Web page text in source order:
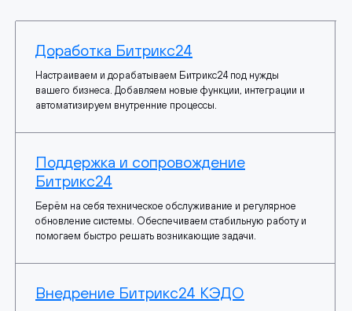
Доработка Битрикс24
Настраиваем и дорабатываем Битрикс24 под нужды
вашего бизнеса. Добавляем новые функции, интеграции и
автоматизируем внутренние процессы.
Поддержка и сопровождение
Битрикс24
Берём на себя техническое обслуживание и регулярное
обновление системы. Обеспечиваем стабильную работу и
помогаем быстро решать возникающие задачи.
Внедрение Битрикс24 КЭДО